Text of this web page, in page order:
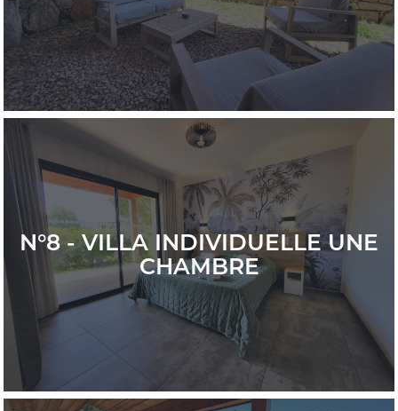
N°8 - VILLA INDIVIDUELLE UNE
CHAMBRE